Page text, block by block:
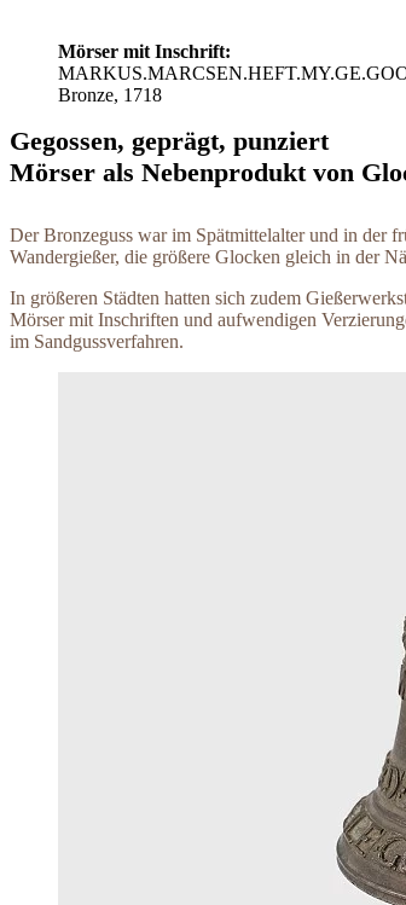
Mörser mit Inschrift:
Bronze, 1718
Gegossen, geprägt, punziert
Mörser als Nebenprodukt von
Der Bronzeguss war im Spätmittelalter und in der
Wandergießer, die größere Glocken gleich in der
In größeren Städten hatten sich zudem
Mörser mit Inschriften und aufwendigen
im Sandgussverfahren.